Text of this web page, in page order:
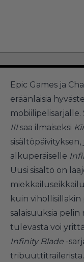
Epic Games ja
eräänlaisia
mobiilipelisarjalle.
IIIsaa ilmaiseksi
alkuperäiselle
Uusi sisältö on
kuin
salaisuuksia pelin
tulevasta voi
Infinity Blade -
tribuuttitrailerista.